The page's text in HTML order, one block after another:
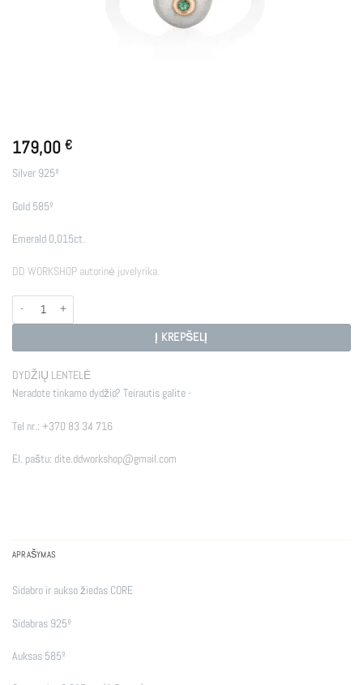
179,00 €
Silver 925º
Gold 585º
Emerald 0,015ct.
DD WORKSHOP autorinė juvelyrika.
produkto kiekis: CORE
Į KREPŠELĮ
DYDŽIŲ LENTELĖ
Neradote tinkamo dydžio? Teirautis galite -
Tel nr.: +370 83 34 716
El. paštu: dite.ddworkshop@gmail.com
APRAŠYMAS
Sidabro ir aukso žiedas CORE
Sidabras 925º
Auksas 585º